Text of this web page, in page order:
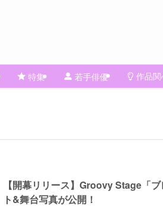
特集 若手俳優 作品
【開幕リリース】Groovy Stage「
ト&舞台写真が公開！